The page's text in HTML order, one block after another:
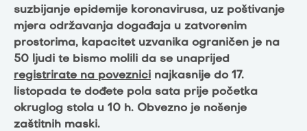
suzbijanje epidemije koronavirusa, uz poštivanje
mjera održavanja događaja u zatvorenim
prostorima, kapacitet uzvanika ograničen je na
50 ljudi te bismo molili da se unaprijed
registrirate na poveznici najkasnije do 17.
listopada te dođete pola sata prije početka
okruglog stola u 10 h. Obvezno je nošenje
zaštitnih maski.